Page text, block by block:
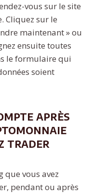
vous sur le site
Cliquez sur le
maintenant » ou
ensuite toutes
le formulaire qui
soient
après
trader
que vous avez
pendant ou après